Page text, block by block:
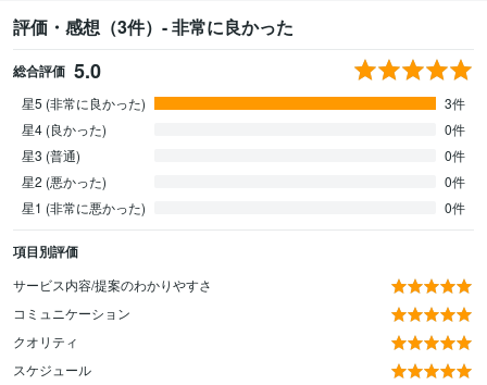
評価・感想（3件）- 非常に良かった
総合評価 5.0
星5 (非常に良かった)
3件
星4 (良かった)
0件
星3 (普通)
0件
星2 (悪かった)
0件
星1 (非常に悪かった)
0件
項目別評価
サービス内容/提案のわかりやすさ
コミュニケーション
クオリティ
スケジュール